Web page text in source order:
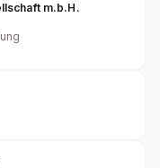
m.b.H.